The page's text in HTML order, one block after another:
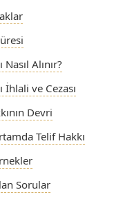
Alınır?
İhlali ve Cezası
Devri
Telif Hakkı
Sorular